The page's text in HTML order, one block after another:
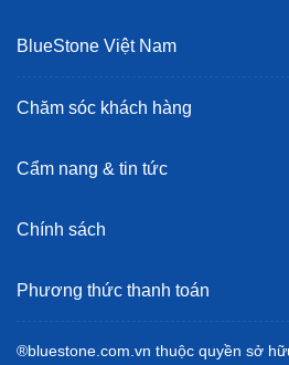
BlueStone Việt Nam
Chăm sóc khách hàng
Cẩm nang & tin tức
Chính sách
Phương thức thanh toán
®bluestone.com.vn thuộc quyền sở